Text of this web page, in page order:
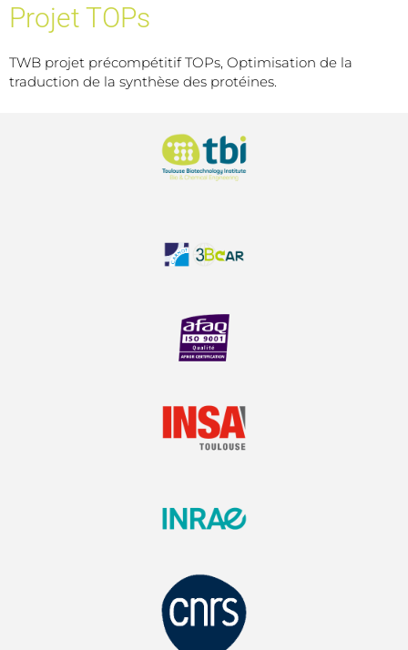
Projet TOPs
TWB projet précompétitif TOPs, Optimisation de la
traduction de la synthèse des protéines.